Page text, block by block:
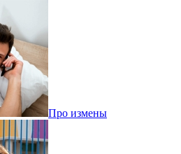
Про измены